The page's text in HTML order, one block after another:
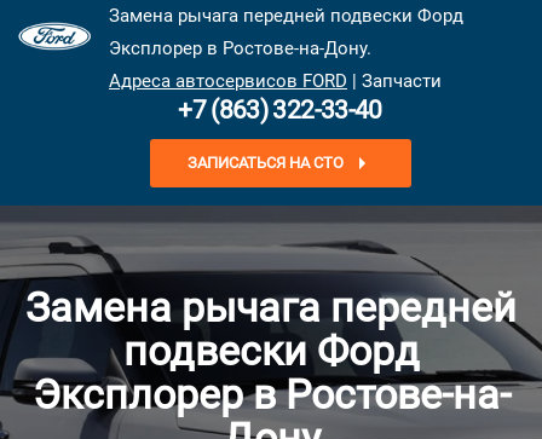
Замена рычага передней подвески Форд
Эксплорер в Ростове-на-Дону.
Адреса автосервисов FORD | Запчасти
+7 (863) 322-33-40
ЗАПИСАТЬСЯ НА СТО
Замена рычага передней
подвески Форд
Эксплорер в Ростове-на-